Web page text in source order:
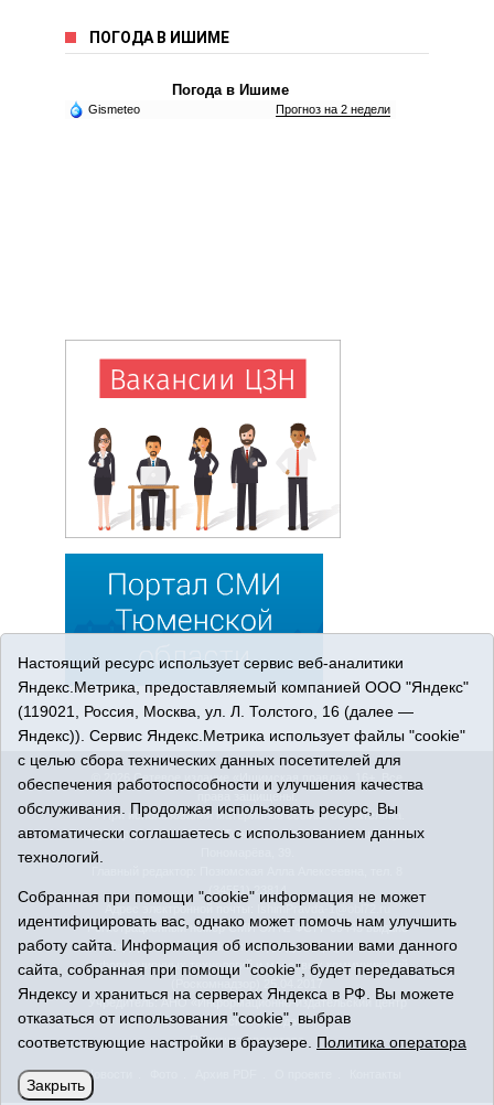
ПОГОДА В ИШИМЕ
Погода в Ишиме
Gismeteo Прогноз на 2 недели
© 2026 Сетевое издание «Ишимская правда». 16+. Все
права защищены.
© При использовании материалов ссылка обязательна.
Адрес редакции: 627750 Тюменская область, г. Ишим, ул.
(34551) 23814
Адрес электронной почты:
IshimPravda-1@obl72.ru
Регистрационный номер СМИ Эл № ФС77-69445 выдано
Федеральной службой по надзору в сфере связи,
информационных технологий и массовых коммуникаций
Учредитель: АНО «Информационно-издательский центр
«Ишимская правда».
Политика оператора
Новости
Настоящий ресурс использует сервис веб-аналитики
Яндекс.Метрика, предоставляемый компанией ООО "Яндекс"
(119021, Россия, Москва, ул. Л. Толстого, 16 (далее —
Яндекс)). Сервис Яндекс.Метрика использует файлы "cookie"
с целью сбора технических данных посетителей для
обеспечения работоспособности и улучшения качества
обслуживания. Продолжая использовать ресурс, Вы
автоматически соглашаетесь с использованием данных
технологий.
Собранная при помощи "cookie" информация не может
идентифицировать вас, однако может помочь нам улучшить
работу сайта. Информация об использовании вами данного
сайта, собранная при помощи "cookie", будет передаваться
Яндексу и храниться на серверах Яндекса в РФ. Вы можете
отказаться от использования "cookie", выбрав
соответствующие настройки в браузере. Политика оператора
Закрыть